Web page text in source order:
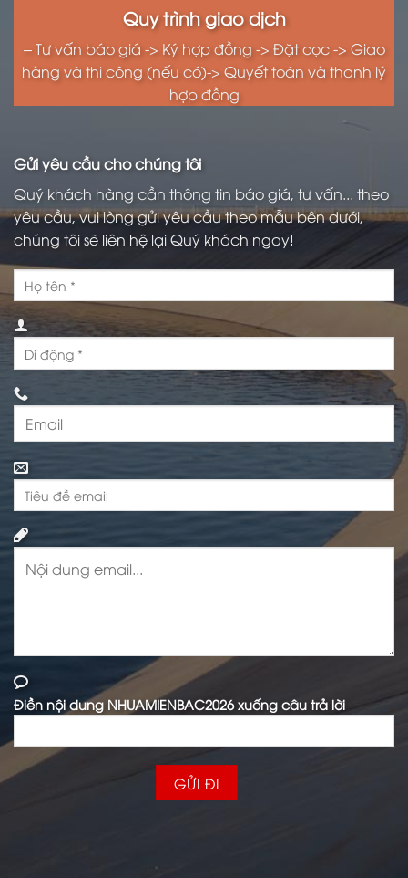
Quy trình giao dịch
– Tư vấn báo giá -> Ký hợp đồng -> Đặt cọc -> Giao
hàng và thi công (nếu có)-> Quyết toán và thanh lý
hợp đồng
Gửi yêu cầu cho chúng tôi
Quý khách hàng cần thông tin báo giá, tư vấn... theo
yêu cầu, vui lòng gửi yêu cầu theo mẫu bên dưới,
chúng tôi sẽ liên hệ lại Quý khách ngay!
Điền nội dung NHUAMIENBAC2026 xuống câu trả lời